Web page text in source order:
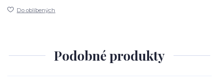
Do oblíbených
Podobné produkty